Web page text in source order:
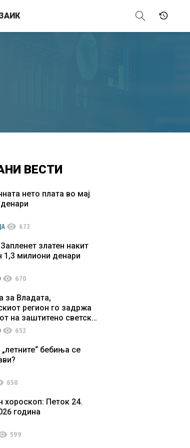
ВЕСТИ
нето плата во мај
visibility 673
златен накит
1,3 милиони денари
visibility 670
за Владата,
регион го задржа
на заштитено светско
наследство
visibility 652
бебиња се
650
хороскоп: Петок 24.
година
599